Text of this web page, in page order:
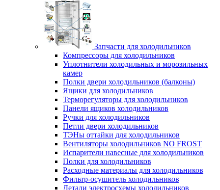
Запчасти для холодильников
Компрессоры для холодильников
Уплотнители холодильных и морозильных
камер
Полки двери холодильников (балконы)
Ящики для холодильников
Терморегуляторы для холодильников
Панели ящиков холодильников
Ручки для холодильников
Петли двери холодильников
ТЭНы оттайки для холодильников
Вентиляторы холодильников NO FROST
Испарители навесные для холодильников
Полки для холодильников
Расходные материалы для холодильников
Фильтр-осушитель холодильников
Детали электросхемы холодильников